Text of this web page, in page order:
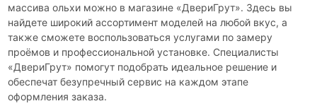
массива ольхи можно в магазине «ДвериГрут». Здесь вы
найдете широкий ассортимент моделей на любой вкус, а
также сможете воспользоваться услугами по замеру
проёмов и профессиональной установке. Специалисты
«ДвериГрут» помогут подобрать идеальное решение и
обеспечат безупречный сервис на каждом этапе
оформления заказа.